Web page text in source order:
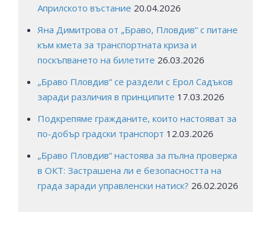
Априлското въстание 20.04.2026
Яна Димитрова от „Браво, Пловдив“ с питане
към кмета за транспортната криза и
поскъпването на билетите 26.03.2026
„Браво Пловдив“ се раздели с Ерол Садъков
заради различия в принципите 17.03.2026
Подкрепяме гражданите, които настояват за
по-добър градски транспорт 12.03.2026
„Браво Пловдив“ настоява за пълна проверка
в ОКТ: Застрашена ли е безопасността на
града заради управленски натиск? 26.02.2026